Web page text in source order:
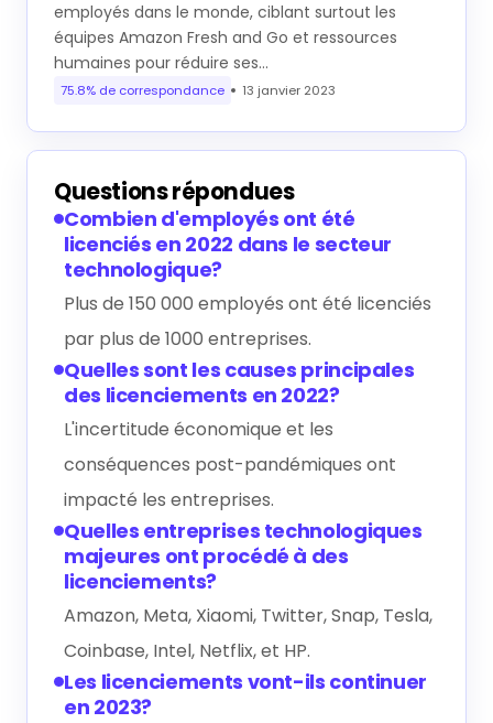
employés dans le monde, ciblant surtout les
équipes Amazon Fresh and Go et ressources
humaines pour réduire ses…
75.8% de correspondance 13 janvier 2023
Questions répondues
Combien d'employés ont été
licenciés en 2022 dans le secteur
technologique?
Plus de 150 000 employés ont été licenciés
par plus de 1000 entreprises.
Quelles sont les causes principales
des licenciements en 2022?
L'incertitude économique et les
conséquences post-pandémiques ont
impacté les entreprises.
Quelles entreprises technologiques
majeures ont procédé à des
licenciements?
Amazon, Meta, Xiaomi, Twitter, Snap, Tesla,
Coinbase, Intel, Netflix, et HP.
Les licenciements vont-ils continuer
en 2023?